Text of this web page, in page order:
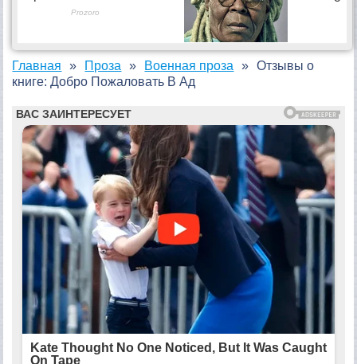
Главная Проза Военная проза
Отзывы о
книге: Добро Пожаловать В Ад